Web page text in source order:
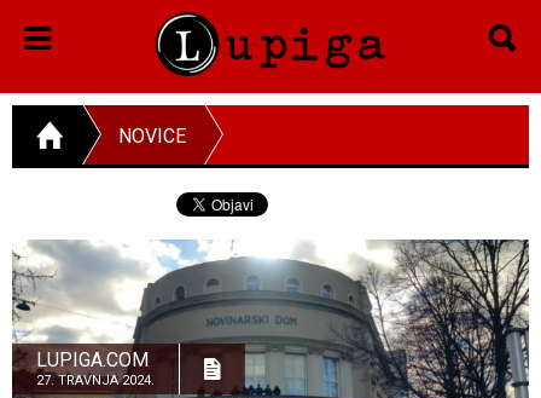
NOVICE
LUPIGA.COM
27. TRAVNJA 2024.